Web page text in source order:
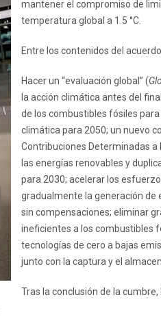
mantener el compromiso de
temperatura global a 1.5 °C.
Entre los contenidos del
Hacer un “evaluación global” (
la acción climática antes del
de los combustibles fósiles
climática para 2050; un nuevo
Contribuciones Determinadas a
las energías renovables y
para 2030; acelerar los
gradualmente la generación de
sin compensaciones; eliminar
ineficientes a los combustibles
tecnologías de cero a bajas
junto con la captura y el
Tras la conclusión de la